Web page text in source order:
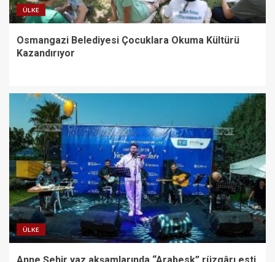
ÜLKE
Osmangazi Belediyesi Çocuklara Okuma Kültürü
Kazandırıyor
ÜLKE